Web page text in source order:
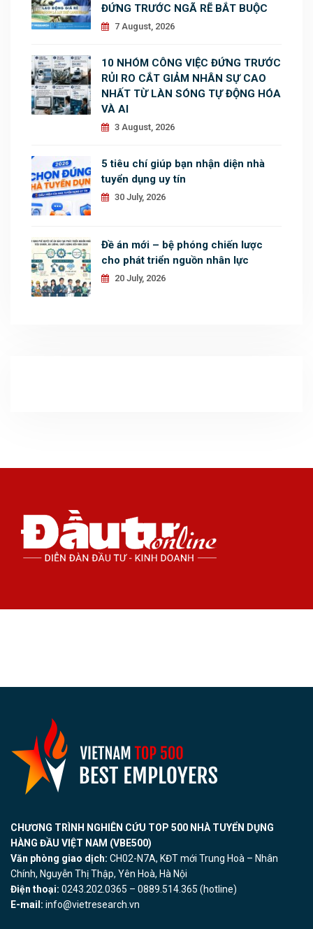
ĐỨNG TRƯỚC NGÃ RẼ BẮT BUỘC
7 August, 2026
10 NHÓM CÔNG VIỆC ĐỨNG TRƯỚC
RỦI RO CẮT GIẢM NHÂN SỰ CAO
NHẤT TỪ LÀN SÓNG TỰ ĐỘNG HÓA
VÀ AI
3 August, 2026
5 tiêu chí giúp bạn nhận diện nhà
tuyển dụng uy tín
30 July, 2026
Đề án mới – bệ phóng chiến lược
cho phát triển nguồn nhân lực
20 July, 2026
CHƯƠNG TRÌNH NGHIÊN CỨU TOP 500 NHÀ TUYỂN DỤNG
HÀNG ĐẦU VIỆT NAM (VBE500)
Văn phòng giao dịch: CH02-N7A, KĐT mới Trung Hoà – Nhân
Chính, Nguyễn Thị Thập, Yên Hoà, Hà Nội
Điện thoại: 0243.202.0365 – 0889.514.365 (hotline)
E-mail: info@vietresearch.vn